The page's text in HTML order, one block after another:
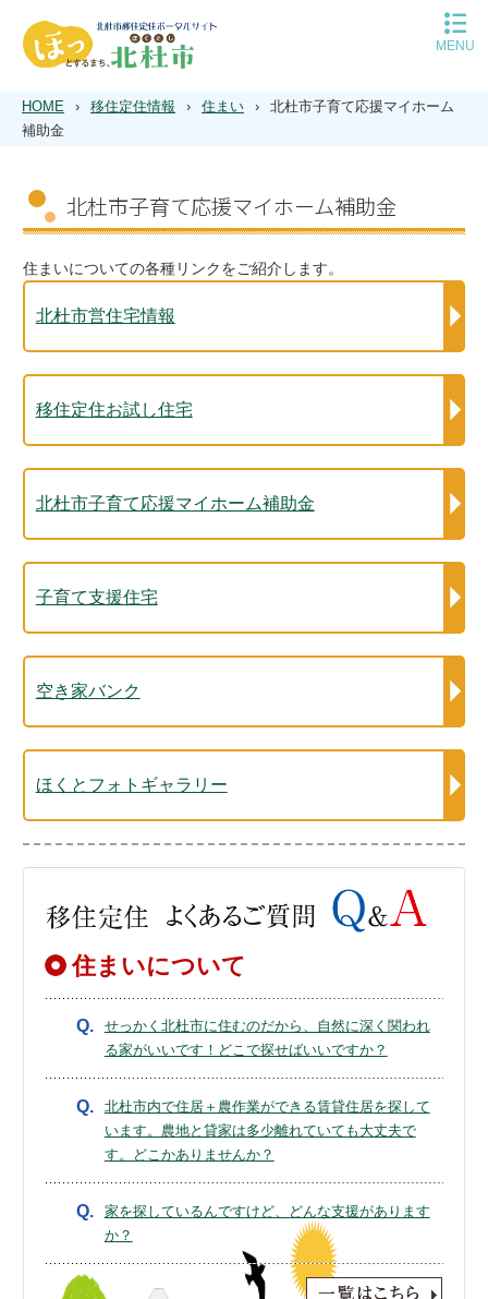
MENU
平日の移住相談予約
休日の移住相談予約
住まい
空き家バンク
遊ぶ
Q＆A
HOME › 移住定住情報 › 住まい ›
北杜市子育て応援マイホーム
補助金
北杜市子育て応援マイホーム補助金
住まいについての各種リンクをご紹介します。
北杜市営住宅情報
移住定住お試し住宅
北杜市子育て応援マイホーム補助金
子育て支援住宅
空き家バンク
ほくとフォトギャラリー
住まいについて
Q.
せっかく北杜市に住むのだから、自然に深く関われ
る家がいいです！どこで探せばいいですか？
Q.
北杜市内で住居＋農作業ができる賃貸住居を探して
います。農地と貸家は多少離れていても大丈夫で
す。どこかありませんか？
Q.
家を探しているんですけど、どんな支援があります
か？